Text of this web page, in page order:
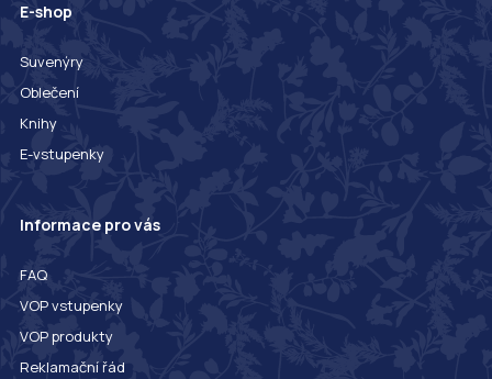
E-shop
Suvenýry
Oblečení
Knihy
E-vstupenky
Informace pro vás
FAQ
VOP vstupenky
VOP produkty
Reklamační řád